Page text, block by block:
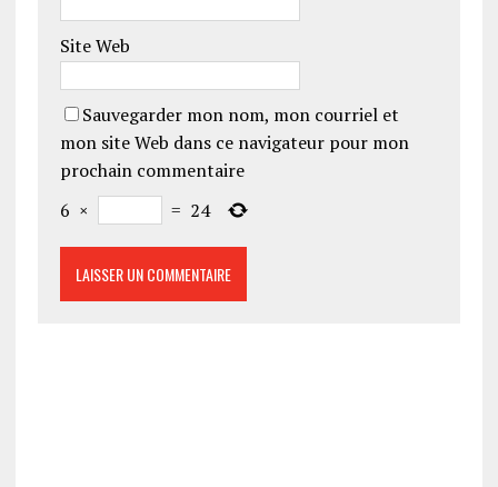
Site Web
Sauvegarder mon nom, mon courriel et
mon site Web dans ce navigateur pour mon
prochain commentaire
6 × = 24